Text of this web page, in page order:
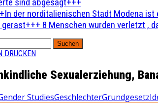
der norditalienischen Stadt Modena ist
8 Menschen wurden verletzt ,
DRUCKEN
Sexualerziehung,
StudiesGeschlechterGrundgesetz